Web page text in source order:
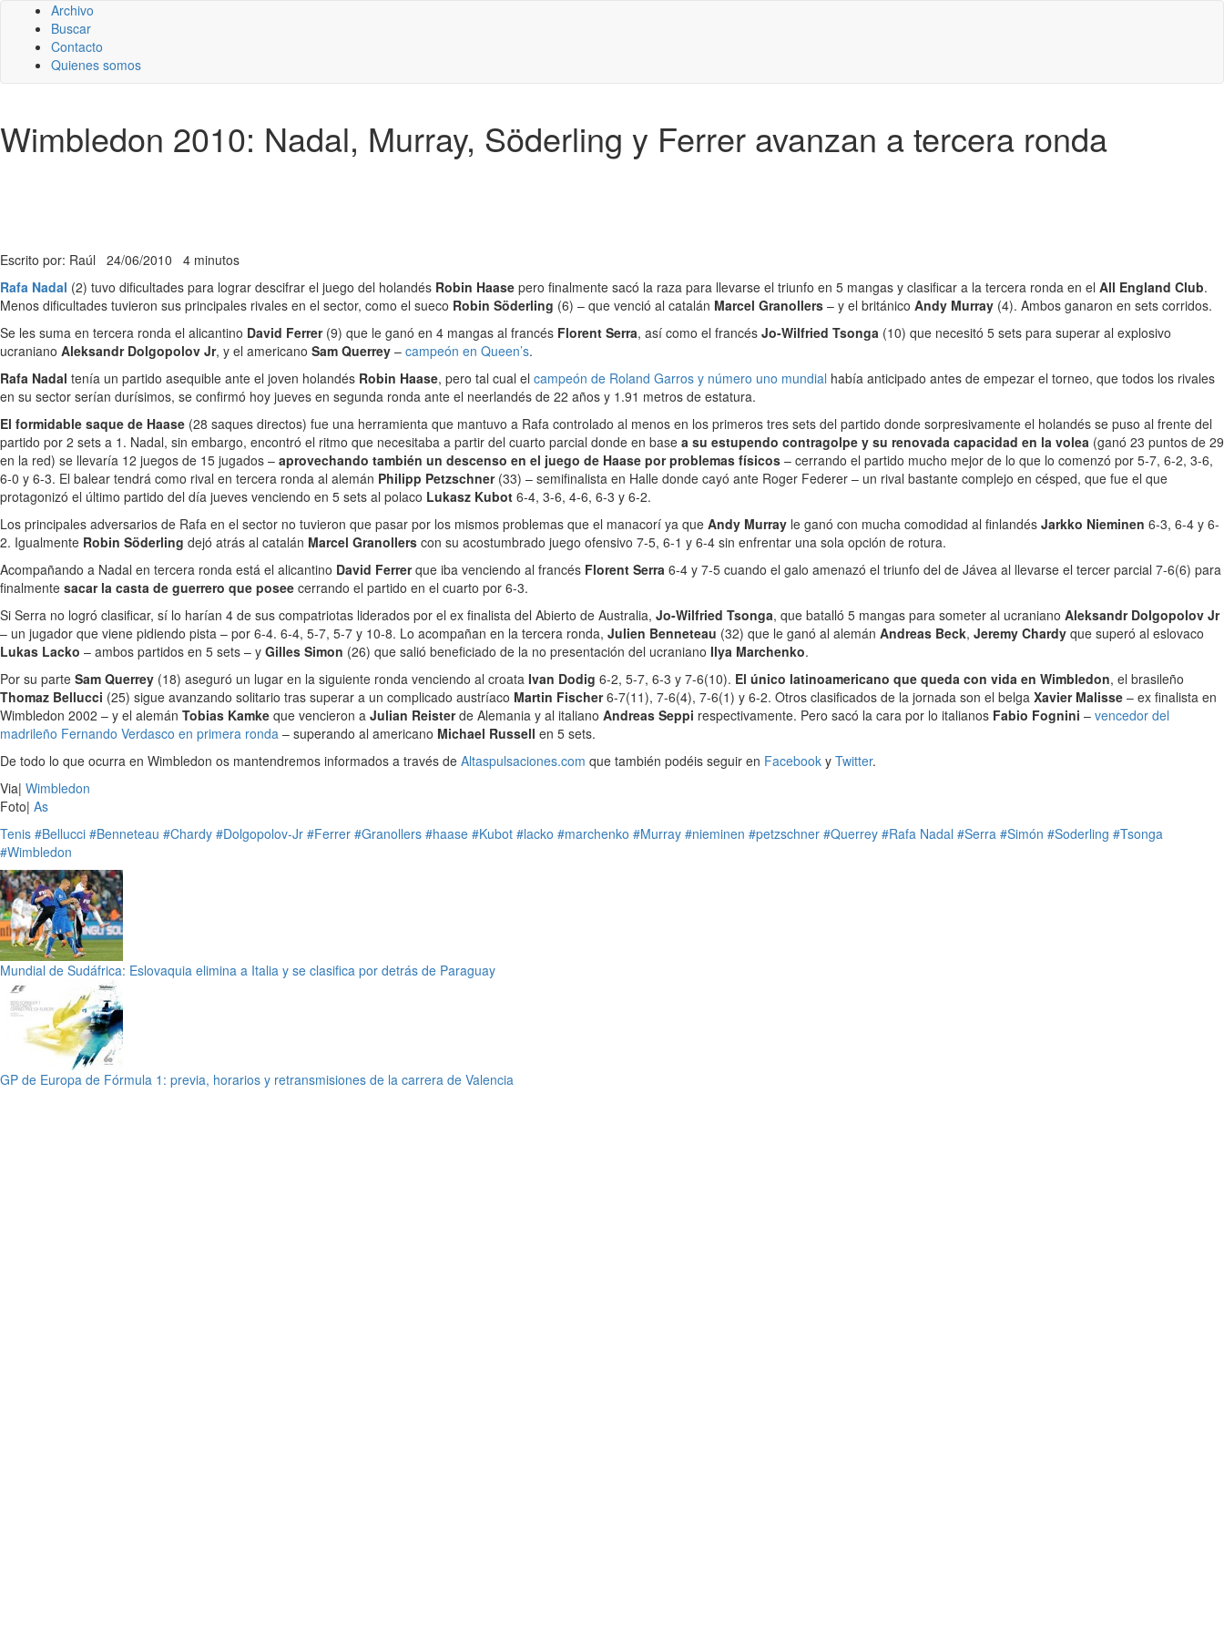
Archivo
Buscar
Contacto
Quienes somos
Wimbledon 2010: Nadal, Murray, Söderling y Ferrer avanzan a tercera ronda
Escrito por: Raúl 24/06/2010 4 minutos
Rafa Nadal (2) tuvo dificultades para lograr descifrar el juego del holandés Robin Haase pero finalmente sacó la raza para llevarse el triunfo en 5 mangas y clasificar a la tercera ronda en el All England Club.
Menos dificultades tuvieron sus principales rivales en el sector, como el sueco Robin Söderling (6) – que venció al catalán Marcel Granollers – y el británico Andy Murray (4). Ambos ganaron en sets corridos.
Se les suma en tercera ronda el alicantino David Ferrer (9) que le ganó en 4 mangas al francés Florent Serra, así como el francés Jo-Wilfried Tsonga (10) que necesitó 5 sets para superar al explosivo
ucraniano Aleksandr Dolgopolov Jr, y el americano Sam Querrey – campeón en Queen’s.
Rafa Nadal tenía un partido asequible ante el joven holandés Robin Haase, pero tal cual el campeón de Roland Garros y número uno mundial había anticipado antes de empezar el torneo, que todos los rivales
en su sector serían durísimos, se confirmó hoy jueves en segunda ronda ante el neerlandés de 22 años y 1.91 metros de estatura.
El formidable saque de Haase (28 saques directos) fue una herramienta que mantuvo a Rafa controlado al menos en los primeros tres sets del partido donde sorpresivamente el holandés se puso al frente del
partido por 2 sets a 1. Nadal, sin embargo, encontró el ritmo que necesitaba a partir del cuarto parcial donde en base a su estupendo contragolpe y su renovada capacidad en la volea (ganó 23 puntos de 29
en la red) se llevaría 12 juegos de 15 jugados – aprovechando también un descenso en el juego de Haase por problemas físicos – cerrando el partido mucho mejor de lo que lo comenzó por 5-7, 6-2, 3-6,
6-0 y 6-3. El balear tendrá como rival en tercera ronda al alemán Philipp Petzschner (33) – semifinalista en Halle donde cayó ante Roger Federer – un rival bastante complejo en césped, que fue el que
protagonizó el último partido del día jueves venciendo en 5 sets al polaco Lukasz Kubot 6-4, 3-6, 4-6, 6-3 y 6-2.
Los principales adversarios de Rafa en el sector no tuvieron que pasar por los mismos problemas que el manacorí ya que Andy Murray le ganó con mucha comodidad al finlandés Jarkko Nieminen 6-3, 6-4 y 6-
2. Igualmente Robin Söderling dejó atrás al catalán Marcel Granollers con su acostumbrado juego ofensivo 7-5, 6-1 y 6-4 sin enfrentar una sola opción de rotura.
Acompañando a Nadal en tercera ronda está el alicantino David Ferrerque iba venciendo al francés Florent Serra 6-4 y 7-5 cuando el galo amenazó el triunfo del de Jávea al llevarse el tercer parcial 7-6(6) para
finalmente sacar la casta de guerrero que posee cerrando el partido en el cuarto por 6-3.
Si Serra no logró clasificar, sí lo harían 4 de sus compatriotas liderados por el ex finalista del Abierto de Australia, Jo-Wilfried Tsonga, que batalló 5 mangas para someter al ucraniano Aleksandr Dolgopolov Jr
– un jugador que viene pidiendo pista – por 6-4. 6-4, 5-7, 5-7 y 10-8. Lo acompañan en la tercera ronda, Julien Benneteau (32) que le ganó al alemán Andreas Beck, Jeremy Chardy que superó al eslovaco
Lukas Lacko – ambos partidos en 5 sets – y Gilles Simon (26) que salió beneficiado de la no presentación del ucraniano Ilya Marchenko.
Por su parte Sam Querrey (18) aseguró un lugar en la siguiente ronda venciendo al croata Ivan Dodig 6-2, 5-7, 6-3 y 7-6(10). El único latinoamericano que queda con vida en Wimbledon, el brasileño
Thomaz Bellucci (25) sigue avanzando solitario tras superar a un complicado austríaco Martin Fischer6-7(11), 7-6(4), 7-6(1) y 6-2. Otros clasificados de la jornada son el belga Xavier Malisse – ex finalista en
Wimbledon 2002 – y el alemán Tobias Kamke que vencieron a Julian Reisterde Alemania y al italiano Andreas Seppi respectivamente. Pero sacó la cara por lo italianos Fabio Fognini – vencedor del
madrileño Fernando Verdasco en primera ronda – superando al americano Michael Russell en 5 sets.
De todo lo que ocurra en Wimbledon os mantendremos informados a través de Altaspulsaciones.com que también podéis seguir en Facebook y Twitter.
Via| Wimbledon
Foto| As
Tenis #Bellucci #Benneteau #Chardy #Dolgopolov-Jr #Ferrer #Granollers #haase #Kubot #lacko #marchenko #Murray #nieminen #petzschner #Querrey #Rafa Nadal #Serra #Simón #Soderling #Tsonga
#Wimbledon
Mundial de Sudáfrica: Eslovaquia elimina a Italia y se clasifica por detrás de Paraguay
GP de Europa de Fórmula 1: previa, horarios y retransmisiones de la carrera de Valencia